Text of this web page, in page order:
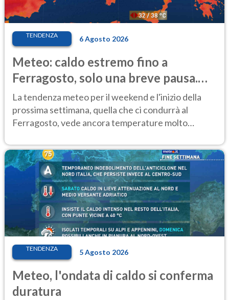
TENDENZA 6 Agosto 2026
Meteo: caldo estremo fino a
Ferragosto, solo una breve pausa.
Ecco dove
La tendenza meteo per il weekend e l'inizio della
prossima settimana, quella che ci condurrà al
Ferragosto, vede ancora temperature molto
TENDENZA 5 Agosto 2026
Meteo, l'ondata di caldo si conferma
duratura